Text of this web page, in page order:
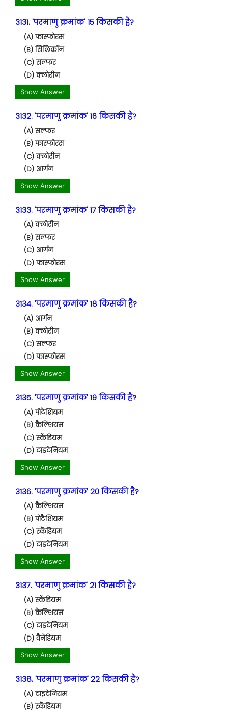
3131. 'परमाणु क्रमांक' 15 किसकी है?
(A) फास्फोरस
(B) सिलिकॉन
(C) सल्फर
(D) क्लोरीन
Show Answer
3132. 'परमाणु क्रमांक' 16 किसकी है?
(A) सल्फर
(B) फास्फोरस
(C) क्लोरीन
(D) आर्गन
Show Answer
3133. 'परमाणु क्रमांक' 17 किसकी है?
(A) क्लोरीन
(B) सल्फर
(C) आर्गन
(D) फास्फोरस
Show Answer
3134. 'परमाणु क्रमांक' 18 किसकी है?
(A) आर्गन
(B) क्लोरीन
(C) सल्फर
(D) फास्फोरस
Show Answer
3135. 'परमाणु क्रमांक' 19 किसकी है?
(A) पोटैशियम
(B) कैल्शियम
(C) स्कैंडियम
(D) टाइटेनियम
Show Answer
3136. 'परमाणु क्रमांक' 20 किसकी है?
(A) कैल्शियम
(B) पोटैशियम
(C) स्कैंडियम
(D) टाइटेनियम
Show Answer
3137. 'परमाणु क्रमांक' 21 किसकी है?
(A) स्कैंडियम
(B) कैल्शियम
(C) टाइटेनियम
(D) वैनेडियम
Show Answer
3138. 'परमाणु क्रमांक' 22 किसकी है?
(A) टाइटेनियम
(B) स्कैंडियम